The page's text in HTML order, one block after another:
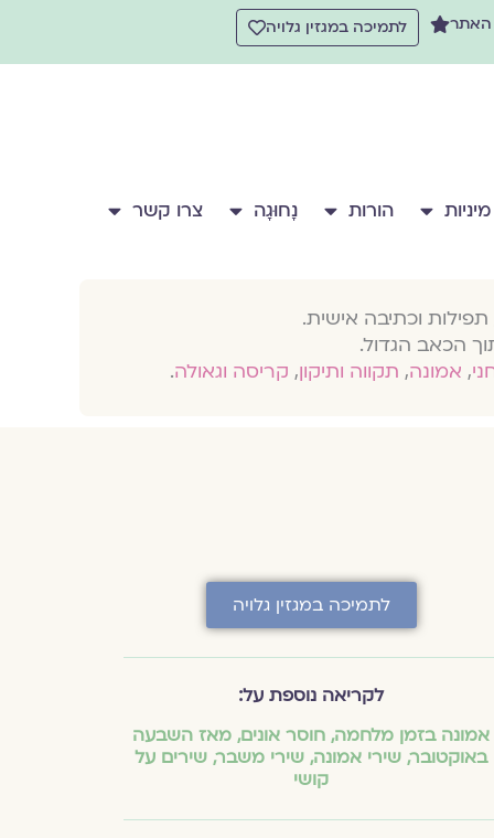
האתר לתמיכה במגזין גלויה
מיניות הורות נָחוּגָה צרו קשר
וכתיבה אישית.
הכאב הגדול.
, אמונה, תקווה ותיקון, קריסה וגאולה.
לתמיכה במגזין גלויה
לקריאה נוספת על:
אמונה בזמן מלחמה, חוסר אונים, מאז השבעה
באוקטובר, שירי אמונה, שירי משבר, שירים על
קושי